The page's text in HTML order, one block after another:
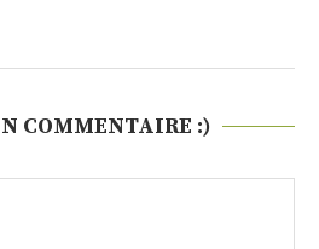
COMMENTAIRE :)